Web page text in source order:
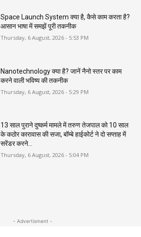
Space Launch System क्या है, कैसे काम करता है?
आसान भाषा में समझें पूरी तकनीक
Thursday, 6 August, 2026 - 5:53 PM
Nanotechnology क्या है? जानें नैनो स्तर पर काम
करने वाली भविष्य की तकनीक
Thursday, 6 August, 2026 - 5:29 PM
13 साल पुराने दुष्कर्म मामले में तरुण तेजपाल को 10 साल
के कठोर कारावास की सजा, बॉम्बे हाईकोर्ट ने दो सप्ताह में
सरेंडर करने...
Thursday, 6 August, 2026 - 5:04 PM
- Advertisment -